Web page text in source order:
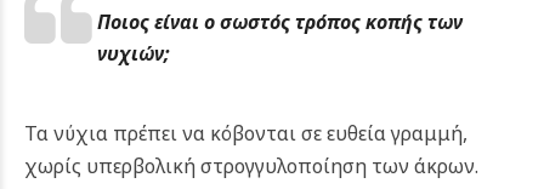
Ποιος είναι ο σωστός τρόπος κοπής των
νυχιών;
Τα νύχια πρέπει να κόβονται σε ευθεία γραμμή,
χωρίς υπερβολική στρογγυλοποίηση των άκρων.